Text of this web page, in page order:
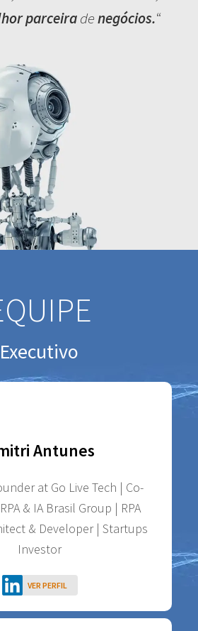
parceiradenegócios.“
Antunes
at Go Live Tech | Co-
& IA Brasil Group | RPA
& Developer | Startups
Investor
VER PERFIL